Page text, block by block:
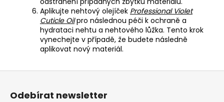
Aplikujte nehtový olejíček Professional Violet
Cuticle Oilpro následnou péči k ochraně a
hydrataci nehtu a nehtového lůžka. Tento krok
vynechejte v případě, že budete následně
aplikovat nový materiál.
Z
Odebírat newsletter